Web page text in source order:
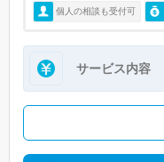
個人の相談も受付可
サービス内容